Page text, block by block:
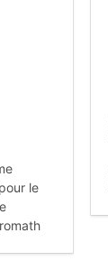
le